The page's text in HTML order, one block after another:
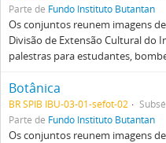
Parte de Fundo Instituto Butantan
Os conjuntos reunem imagens
Divisão de Extensão Cultural do
palestras para estudantes,
Botânica
BR SPIB IBU-03-01-sefot-02
Parte de Fundo Instituto Butantan
Os conjuntos reunem imagens